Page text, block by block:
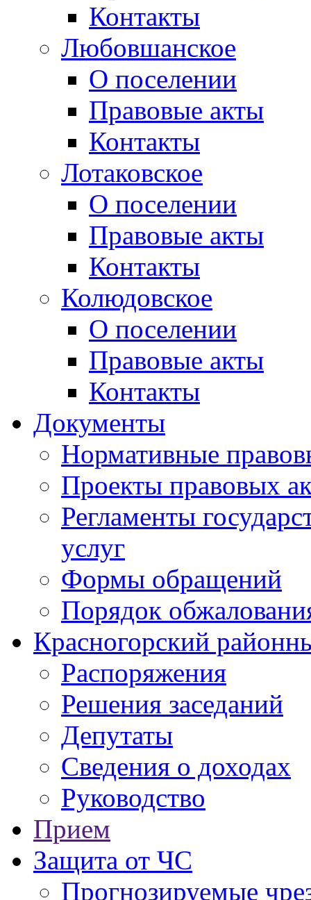
Контакты
Любовшанское
О поселении
Правовые акты
Контакты
Лотаковское
О поселении
Правовые акты
Контакты
Колюдовское
О поселении
Правовые акты
Контакты
Документы
Нормативные
Проекты правовых
Регламенты
услуг
Формы обращений
Порядок
Красногорский
Распоряжения
Решения заседаний
Депутаты
Сведения о доходах
Руководство
Прием
Защита от ЧС
Прогнозируемые